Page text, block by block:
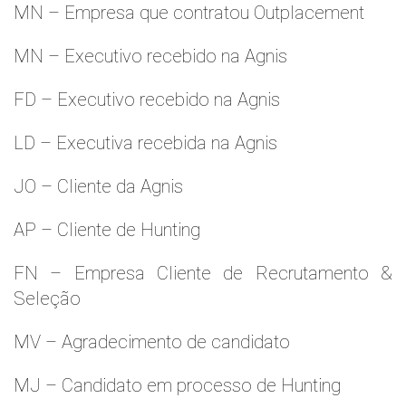
MN – Empresa que contratou Outplacement
MN – Executivo recebido na Agnis
FD – Executivo recebido na Agnis
LD – Executiva recebida na Agnis
JO – Cliente da Agnis
AP – Cliente de Hunting
FN – Empresa Cliente de Recrutamento &
Seleção
MV – Agradecimento de candidato
MJ – Candidato em processo de Hunting